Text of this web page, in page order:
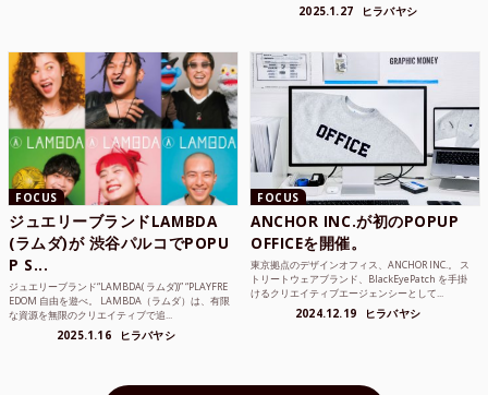
2025.1.27 ヒラバヤシ
FOCUS
ジュエリーブランドLAMBDA
(ラムダ)が 渋谷パルコでPOPU
P S...
ジュエリーブランド“LAMBDA( ラムダ))” “PLAYFRE
EDOM 自由を遊べ。 LAMBDA（ラムダ）は、有限
な資源を無限のクリエイティブで追...
2025.1.16 ヒラバヤシ
FOCUS
ANCHOR INC.が初のPOPUP
OFFICEを開催。
東京拠点のデザインオフィス、ANCHOR INC.。 ス
トリートウェアブランド、BlackEyePatch を手掛
けるクリエイティブエージェンシーとして...
2024.12.19 ヒラバヤシ